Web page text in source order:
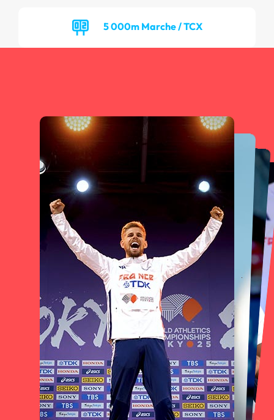
5 000m Marche / TCX